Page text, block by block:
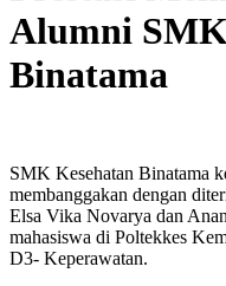
Alumni
Binatama
SMK Kesehatan Binatama
membanggakan dengan
Elsa Vika Novarya dan
mahasiswa di Poltekkes
D3- Keperawatan.